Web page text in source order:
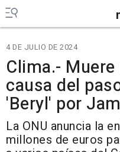
4 DE JULIO DE 2024
Clima.-
causa del
'Beryl' por
La ONU anuncia la
millones de euros